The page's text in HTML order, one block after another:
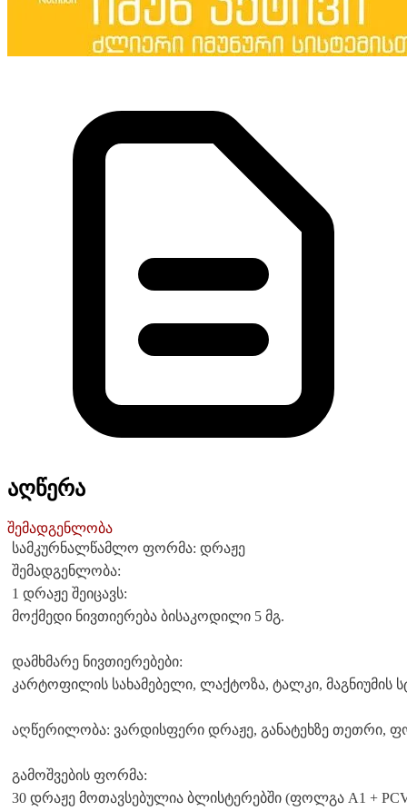
აღწერა
შემადგენლობა
სამკურნალწამლო ფორმა: დრაჟე
შემადგენლობა:
1 დრაჟე შეიცავს:
მოქმედი ნივთიერება ბისაკოდილი 5 მგ.
დამხმარე ნივთიერებები:
კარტოფილის სახამებელი, ლაქტოზა, ტალკი, მაგნიუმის
აღწერილობა: ვარდისფერი დრაჟე, განატეხზე თეთრი,
გამოშვების ფორმა:
30 დრაჟე მოთავსებულია ბლისტერებში (ფოლგა A1 +